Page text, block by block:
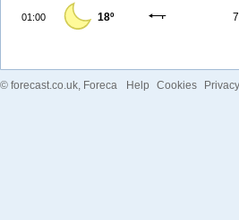
01:00 18º 7
© forecast.co.uk , Foreca Help Cookies